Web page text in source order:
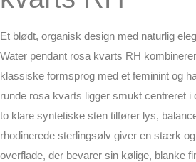
Et blødt, organisk design med naturlig
Water pendant rosa kvarts RH
klassiske formsprog med et feminint og
runde rosa kvarts ligger smukt centreret i
to klare syntetiske sten tilfører lys,
rhodinerede sterlingsølv giver en stærk
overflade, der bevarer sin kølige, blanke